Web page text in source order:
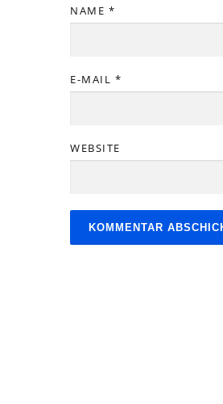
NAME *
E-MAIL *
WEBSITE